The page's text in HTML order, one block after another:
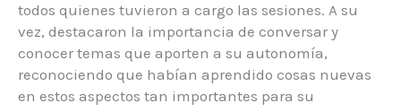
todos quienes tuvieron a cargo las sesiones. A su
vez, destacaron la importancia de conversar y
conocer temas que aporten a su autonomía,
reconociendo que habían aprendido cosas nuevas
en estos aspectos tan importantes para su